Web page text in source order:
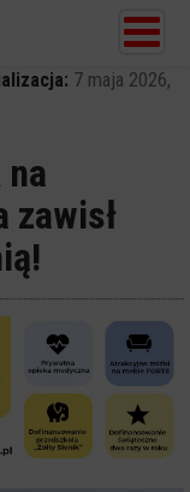
7 maja 2026,
zawisł